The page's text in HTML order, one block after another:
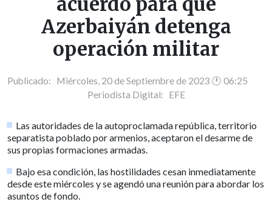
Azerbaiyán detenga
operación militar
Publicado: Miércoles, 20 de Septiembre de 2023 🕐 06:25
Periodista Digital: EFE
Las autoridades de la autoproclamada república, territorio
separatista poblado por armenios, aceptaron el desarme de
sus propias formaciones armadas.
Bajo esa condición, las hostilidades cesan inmediatamente
desde este miércoles y se agendó una reunión para abordar los
asuntos de fondo.